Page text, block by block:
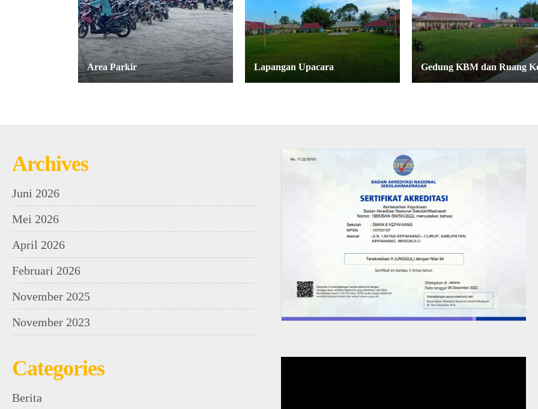
Area Parkir Lapangan Upacara Gedung KBM dan Ruang
Archives
Juni 2026
Mei 2026
April 2026
Februari 2026
November 2025
November 2023
Categories
Berita